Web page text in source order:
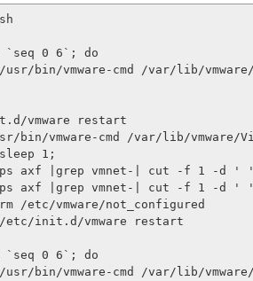
0 6`; do
usr/bin/vmware-cmd /var/lib/
vmware restart
bin/vmware-cmd /var/lib/vmware/
1;
axf |grep vmnet-| cut -f 1 -d '
axf |grep vmnet-| cut -f 1 -d '
/etc/vmware/not_configured
etc/init.d/vmware restart
0 6`; do
usr/bin/vmware-cmd /var/lib/